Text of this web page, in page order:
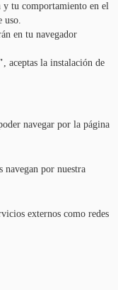
y tu comportamiento en el
uso.
en tu navegador
, aceptas la instalación de
navegar por la página
por nuestra
externos como redes